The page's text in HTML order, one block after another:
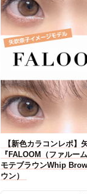
【新色カラコンレポ】
『FALOOM（ファルー
モテブラウンWhip
ウン）